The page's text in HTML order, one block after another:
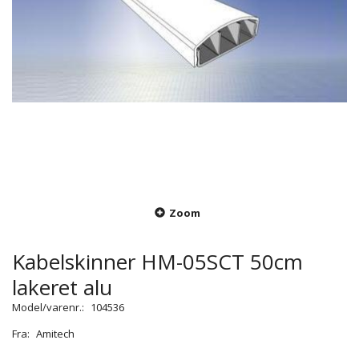
Zoom
Kabelskinner HM-05SCT 50cm
lakeret alu
Model/varenr.: 104536
Fra: Amitech